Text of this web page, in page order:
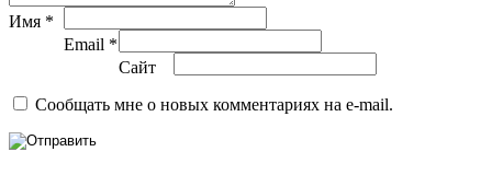
Имя *
Email *
Сайт
Сообщать мне о новых комментариях на e-mail.